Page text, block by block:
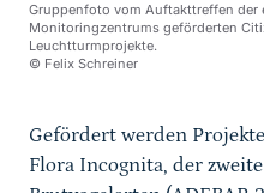
Gruppenfoto vom Auftakttreffen der
Monitoringzentrums geförderten
Leuchtturmprojekte.
© Felix Schreiner
Gefördert werden
Flora Incognita, der